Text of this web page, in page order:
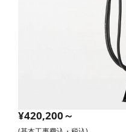
¥420,200～